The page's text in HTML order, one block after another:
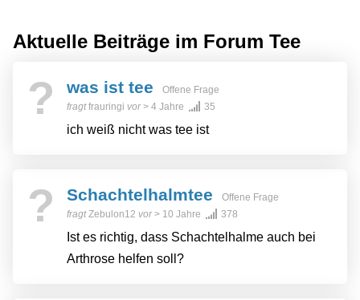
Aktuelle Beiträge im Forum Tee
? was ist tee
Offene Frage
fragtfrauringi vor> 4 Jahre 35
ich weiß nicht was tee ist
? Schachtelhalmtee
Offene Frage
fragtZebulon12 vor> 10 Jahre 378
Ist es richtig, dass Schachtelhalme auch bei
Arthrose helfen soll?